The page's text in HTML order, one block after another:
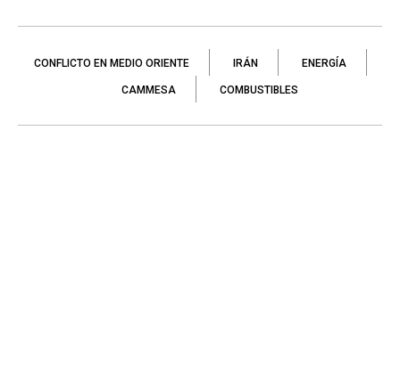
CONFLICTO EN MEDIO ORIENTE IRÁN ENERGÍA
CAMMESA COMBUSTIBLES